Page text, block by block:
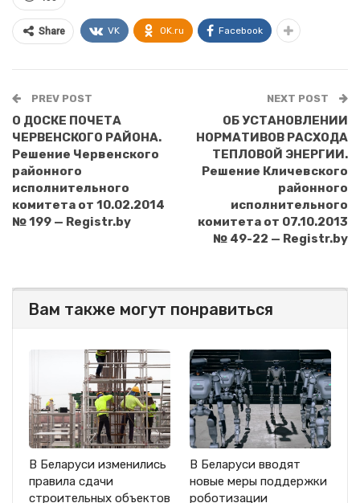
Share VK OK.ru Facebook
PREV POST
О ДОСКЕ ПОЧЕТА
ЧЕРВЕНСКОГО РАЙОНА.
Решение Червенского
районного
исполнительного
комитета от 10.02.2014
№ 199 — Registr.by
NEXT POST
ОБ УСТАНОВЛЕНИИ
НОРМАТИВОВ РАСХОДА
ТЕПЛОВОЙ ЭНЕРГИИ.
Решение Кличевского
районного
исполнительного
комитета от 07.10.2013
№ 49-22 — Registr.by
Вам также могут понравиться
В Беларуси изменились
правила сдачи
строительных объектов
В Беларуси вводят
новые меры поддержки
роботизации